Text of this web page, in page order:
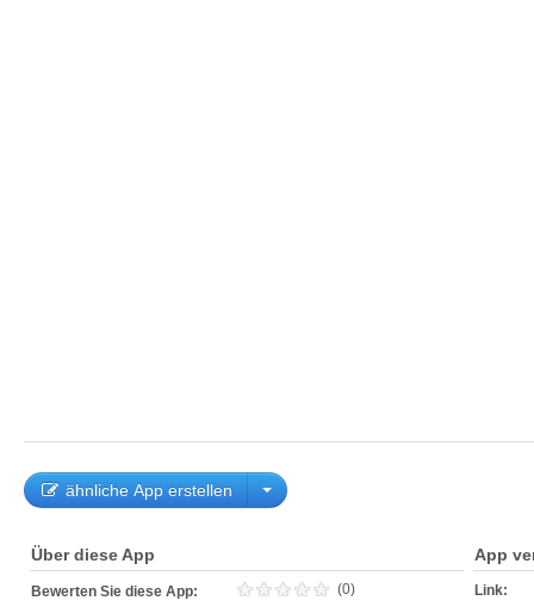
ähnliche App erstellen
Über diese App
Bewerten Sie diese App: (0)
App
Link: